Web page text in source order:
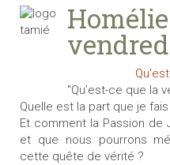
"Qu’est-ce que la
Quelle est la part que je
Et comment la Passion de
et que nous pourrons
cette quête de vérité ?